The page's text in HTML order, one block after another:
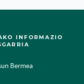
INFORMAZIO
Bermea